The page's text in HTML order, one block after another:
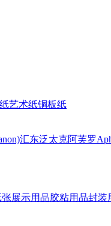
艺术纸铜板纸
汇东泛太克阿芙罗
展示用品胶粘用品封装